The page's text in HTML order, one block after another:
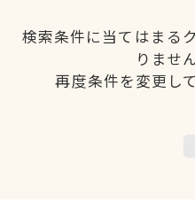
検索条件に当てはまる
りませ
再度条件を変更し